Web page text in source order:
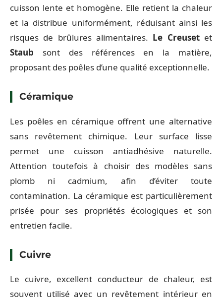
cuisson lente et homogène. Elle retient la chaleur
et la distribue uniformément, réduisant ainsi les
risques de brûlures alimentaires. Le Creusetet
Staub sont des références en la matière,
proposant des poêles d’une qualité exceptionnelle.
Céramique
Les poêles en céramique offrent une alternative
sans revêtement chimique. Leur surface lisse
permet une cuisson antiadhésive naturelle.
Attention toutefois à choisir des modèles sans
plomb ni cadmium, afin d’éviter toute
contamination. La céramique est particulièrement
prisée pour ses propriétés écologiques et son
entretien facile.
Cuivre
Le cuivre, excellent conducteur de chaleur, est
souvent utilisé avec un revêtement intérieur en